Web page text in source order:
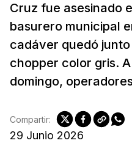
Cruz fue asesinado
basurero municipal
cadáver quedó
chopper color gris.
domingo,
29 Junio 2026
Compartir: